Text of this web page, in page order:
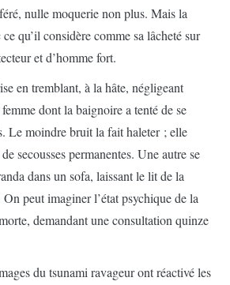
nulle moquerie non plus. Mais la
ce qu’il considère comme sa lâcheté sur
et d’homme fort.
en tremblant, à la hâte, négligeant
dont la baignoire a tenté de se
Le moindre bruit la fait haleter ; elle
secousses permanentes. Une autre se
dans un sofa, laissant le lit de la
peut imaginer l’état psychique de la
demandant une consultation quinze
du tsunami ravageur ont réactivé les